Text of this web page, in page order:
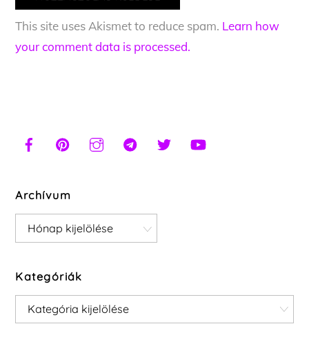
This site uses Akismet to reduce spam. Learn how
your comment data is processed.
Archívum
Archívum
Kategóriák
Kategóriák